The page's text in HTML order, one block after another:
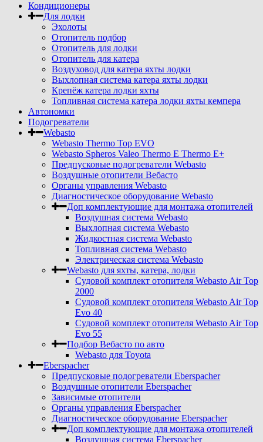
Кондиционеры
Для лодки
Эхолоты
Отопитель подбор
Отопитель для лодки
Отопитель для катера
Воздуховод для катера яхты лодки
Выхлопная система катера яхты лодки
Крепёж катера лодки яхты
Топливная система катера лодки яхты кемпера
Автономки
Подогреватели
Webasto
Webasto Thermo Top EVO
Webasto Spheros Valeo Thermo E Thermo E+
Предпусковые подогреватели Webasto
Воздушные отопители Вебасто
Органы управления Webasto
Диагностическое оборудование Webasto
Доп комплектующие для монтажа отопителей
Воздушная система Webasto
Выхлопная система Webasto
Жидкостная система Webasto
Топливная система Webasto
Электрическая система Webasto
Webasto для яхты, катера, лодки
Судовой комплект отопителя Webasto Air Top
2000
Судовой комплект отопителя Webasto Air Top
Evo 40
Судовой комплект отопителя Webasto Air Top
Evo 55
Подбор Вебасто по авто
Webasto для Toyota
Eberspacher
Предпусковые подогреватели Eberspacher
Воздушные отопители Eberspacher
Зависимые отопители
Органы управления Eberspacher
Диагностическое оборудование Eberspacher
Доп комплектующие для монтажа отопителей
Воздушная система Eberspacher